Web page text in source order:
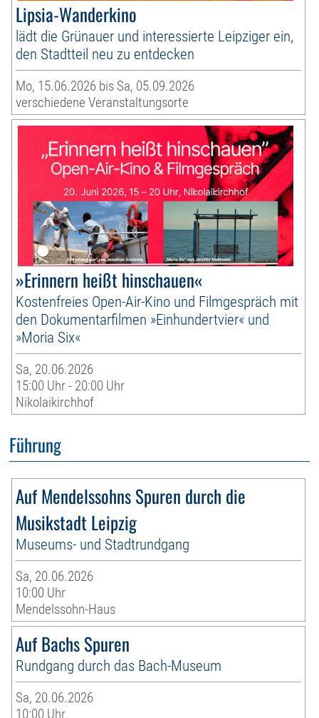
Lipsia-Wanderkino
lädt die Grünauer und interessierte Leipziger ein,
den Stadtteil neu zu entdecken
Mo, 15.06.2026 bis Sa, 05.09.2026
verschiedene Veranstaltungsorte
»Erinnern heißt hinschauen«
Kostenfreies Open-Air-Kino und Filmgespräch mit
den Dokumentarfilmen »Einhundertvier« und
»Moria Six«
Sa, 20.06.2026
15:00 Uhr - 20:00 Uhr
Nikolaikirchhof
Führung
Auf Mendelssohns Spuren durch die
Musikstadt Leipzig
Museums- und Stadtrundgang
Sa, 20.06.2026
10:00 Uhr
Mendelssohn-Haus
Auf Bachs Spuren
Rundgang durch das Bach-Museum
Sa, 20.06.2026
10:00 Uhr